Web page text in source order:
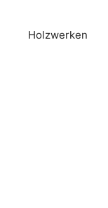
Holzwerken